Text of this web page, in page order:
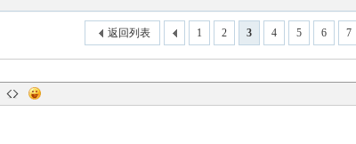
1 2 3 4 5 6 7
返回列表